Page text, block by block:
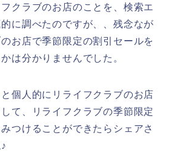
クラブのお店のことを、検索エ
に調べたのですが、、残念なが
お店で季節限定の割引セールを
は分かりませんでした。
個人的にリライフクラブのお店
て、リライフクラブの季節限定
つけることができたらシェアさ